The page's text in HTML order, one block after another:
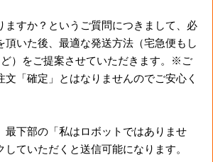
ますか？というご質問につきまして、必
頂いた後、最適な発送方法（宅急便もし
ど）をご提案させていただきます。※ご
文「確定」とはなりませんのでご安心く
下部の「私はロボットではありませ
していただくと送信可能になります。